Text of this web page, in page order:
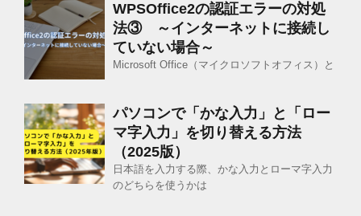
WPSOffice2の認証エラーの対処
法③ ～インターネットに接続し
ていない場合～
Microsoft Office（マイクロソフトオフィス）と
パソコンで「かな入力」と「ロー
マ字入力」を切り替える方法
（2025版）
日本語を入力する際、かな入力とローマ字入力
のどちらを使うかは